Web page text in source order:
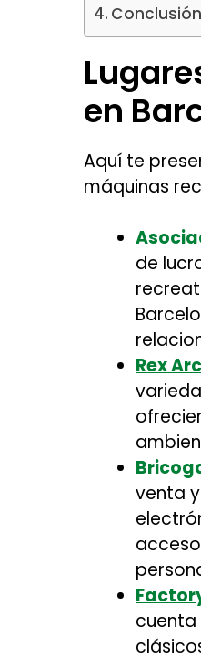
Conclusión
en
Aquí te
máquinas
de
Rex
venta
cuenta